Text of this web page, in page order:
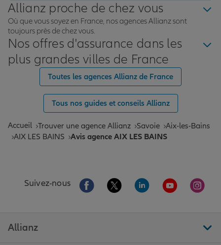
Allianz proche de chez vous
Où que vous soyez en France, nos agences Allianz sont
toujours près de chez vous.
Nos offres d'assurance dans les
plus grandes villes de France
Toutes les agences Allianz de France
Tous nos guides et conseils Allianz
Accueil Trouver une agence Allianz Savoie Aix-les-Bains
AIX LES BAINS
Avis agence AIX LES BAINS
Suivez-nous Aller sur la page Facebook de Allianz
Aller sur la page Twitter de
Aller sur la page
Aller sur la
Aller
Allianz